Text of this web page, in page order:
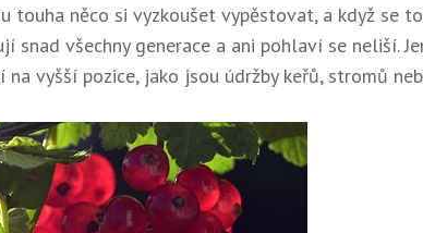
touha něco si vyzkoušet vypěstovat, a když se
snad všechny generace a ani pohlaví se neliší.
vyšší pozice, jako jsou údržby keřů, stromů